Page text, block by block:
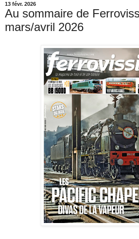
13 févr. 2026
Au sommaire de
mars/avril 2026